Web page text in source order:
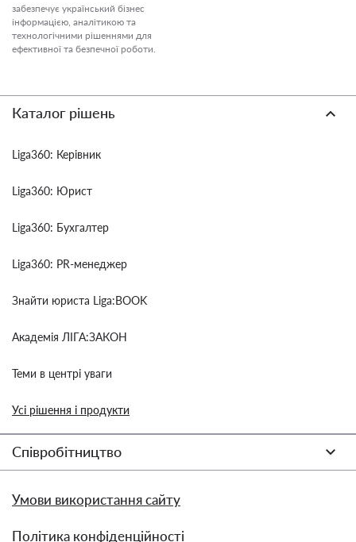
забезпечує український бізнес
інформацією, аналітикою та
технологічними рішеннями для
ефективної та безпечної роботи.
Каталог рішень
Liga360: Керівник
Liga360: Юрист
Liga360: Бухгалтер
Liga360: PR-менеджер
Знайти юриста Liga:BOOK
Академія ЛІГА:ЗАКОН
Теми в центрі уваги
Усі рішення і продукти
Співробітництво
Умови використання сайту
Політика конфіденційності